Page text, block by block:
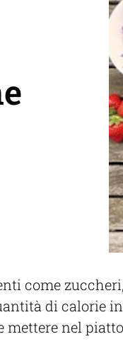
come
di calorie
mettere nel